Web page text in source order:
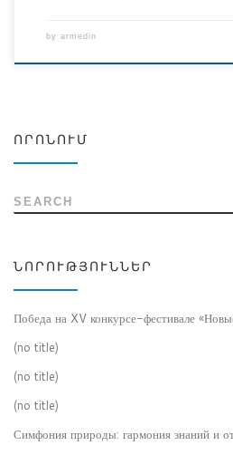
by armedin
ՈՐՈՆՈՒՄ
SEARCH
ՆՈՐՈՒԹՅՈՒՆՆԵՐ
Победа на XV конкурсе-фестивале
(no title)
(no title)
(no title)
Симфония природы: гармония знаний и